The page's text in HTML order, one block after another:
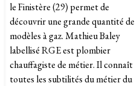
le Finistère (29) permet de
découvrir une grande quantité de
modèles à gaz. Mathieu Baley
labellisé RGE est plombier
chauffagiste de métier. Il connaît
toutes les subtilités du métier du